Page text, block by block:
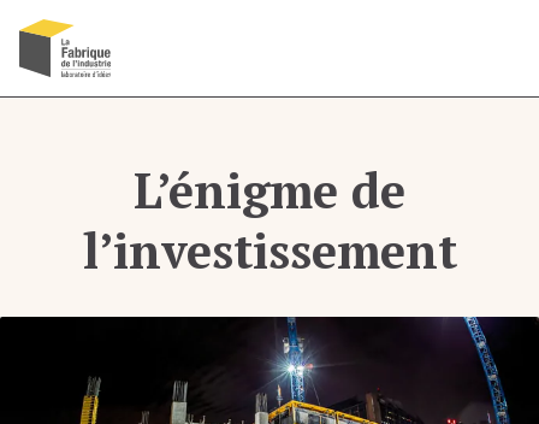
L’énigme de
l’investissement